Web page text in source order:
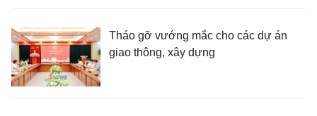
Tháo gỡ vướng mắc cho các dự án
giao thông, xây dựng